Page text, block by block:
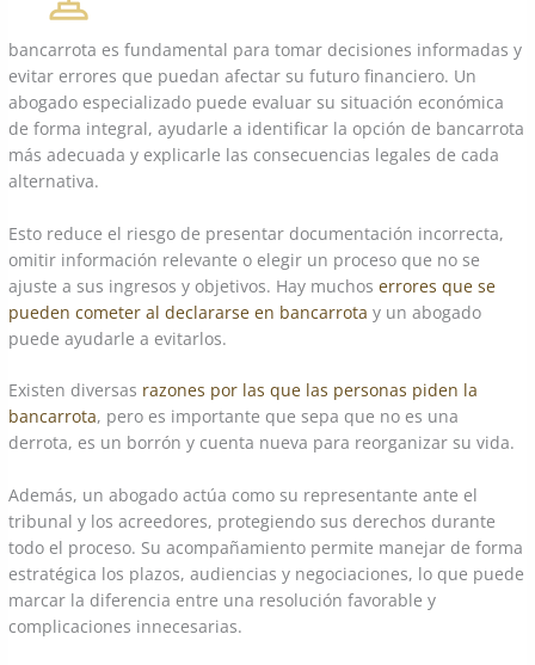
bancarrota es fundamental para tomar decisiones informadas y
evitar errores que puedan afectar su futuro financiero. Un
abogado especializado puede evaluar su situación económica
de forma integral, ayudarle a identificar la opción de bancarrota
más adecuada y explicarle las consecuencias legales de cada
alternativa.
Esto reduce el riesgo de presentar documentación incorrecta,
omitir información relevante o elegir un proceso que no se
ajuste a sus ingresos y objetivos. Hay muchoserrores que se
pueden cometer al declararse en bancarrota y un abogado
puede ayudarle a evitarlos.
Existen diversas razones por las que las personas piden la
bancarrota, pero es importante que sepa que no es una
derrota, es un borrón y cuenta nueva para reorganizar su vida.
Además, un abogado actúa como su representante ante el
tribunal y los acreedores, protegiendo sus derechos durante
todo el proceso. Su acompañamiento permite manejar de forma
estratégica los plazos, audiencias y negociaciones, lo que puede
marcar la diferencia entre una resolución favorable y
complicaciones innecesarias.